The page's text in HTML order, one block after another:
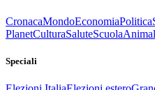
CronacaMondoEconomiaPolitica
PlanetCulturaSaluteScuola
Speciali